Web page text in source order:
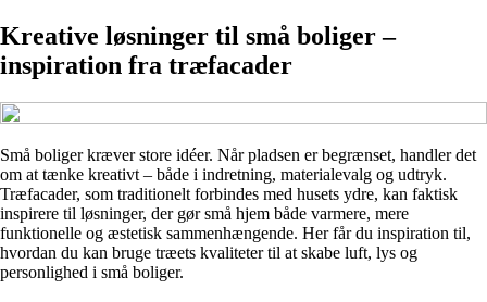
Kreative løsninger til små boliger –
inspiration fra træfacader
Små boliger kræver store idéer. Når pladsen er begrænset, handler det
om at tænke kreativt – både i indretning, materialevalg og udtryk.
Træfacader, som traditionelt forbindes med husets ydre, kan faktisk
inspirere til løsninger, der gør små hjem både varmere, mere
funktionelle og æstetisk sammenhængende. Her får du inspiration til,
hvordan du kan bruge træets kvaliteter til at skabe luft, lys og
personlighed i små boliger.